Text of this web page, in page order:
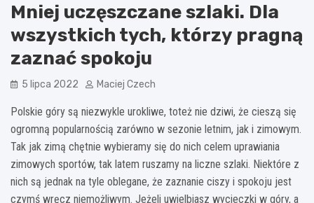
Mniej uczęszczane szlaki. Dla
wszystkich tych, którzy pragną
zaznać spokoju
5 lipca 2022 Maciej Czech
Polskie góry są niezwykle urokliwe, toteż nie dziwi, że cieszą się
ogromną popularnością zarówno w sezonie letnim, jak i zimowym.
Tak jak zimą chętnie wybieramy się do nich celem uprawiania
zimowych sportów, tak latem ruszamy na liczne szlaki. Niektóre z
nich są jednak na tyle oblegane, że zaznanie ciszy i spokoju jest
czymś wręcz niemożliwym. Jeżeli uwielbiasz wycieczki w góry, a